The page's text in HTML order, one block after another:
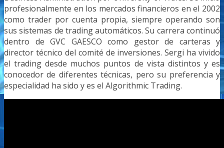
profesionalmente en los mercados financieros en el 2002
como trader por cuenta propia, siempre operando son
sus sistemas de trading automáticos. Su carrera continuó
dentro de GVC GAESCO como gestor de carteras y
director técnico del comité de inversiones. Sergi ha vivido
el trading desde muchos puntos de vista distintos y es
conocedor de diferentes técnicas, pero su preferencia y
especialidad ha sido y es el Algorithmic Trading.